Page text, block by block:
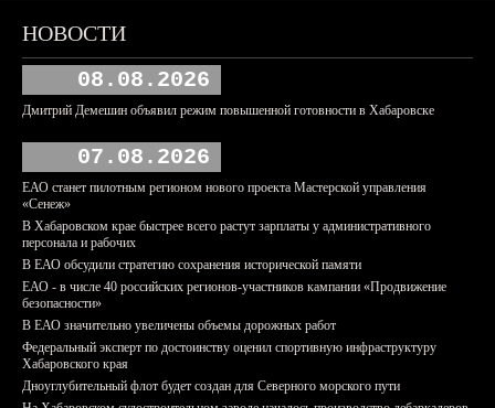
НОВОСТИ
08.08.2026
Дмитрий Демешин объявил режим повышенной готовности в Хабаровске
07.08.2026
ЕАО станет пилотным регионом нового проекта Мастерской управления
«Сенеж»
В Хабаровском крае быстрее всего растут зарплаты у административного
персонала и рабочих
В ЕАО обсудили стратегию сохранения исторической памяти
ЕАО - в числе 40 российских регионов-участников кампании «Продвижение
безопасности»
В ЕАО значительно увеличены объемы дорожных работ
Федеральный эксперт по достоинству оценил спортивную инфраструктуру
Хабаровского края
Дноуглубительный флот будет создан для Северного морского пути